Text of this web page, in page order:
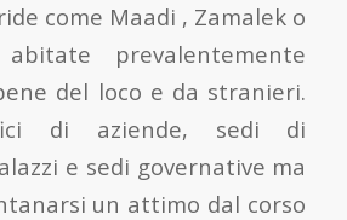
come Maadi , Zamalek o
prevalentemente
del loco e da stranieri.
di aziende, sedi di
e sedi governative ma
un attimo dal corso